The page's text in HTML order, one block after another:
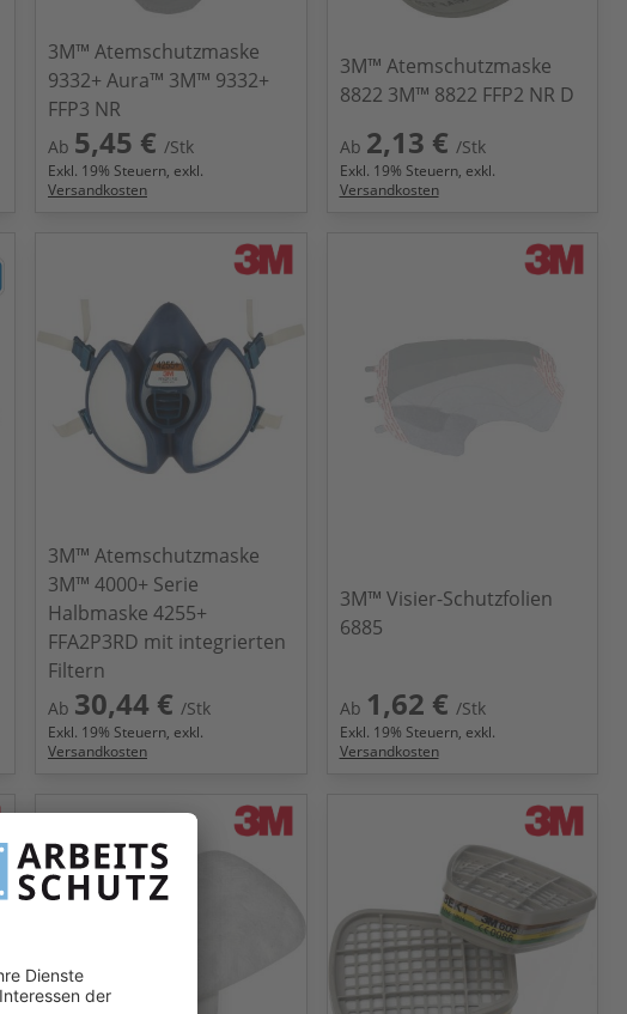
3M™ Atemschutzmaske
9332+ Aura™ 3M™ 9332+
FFP3 NR
Ab 5,45 € /Stk
Exkl. 19% Steuern, exkl.
Versandkosten
3M™ Atemschutzmaske
8822 3M™ 8822 FFP2 NR D
Ab 2,13 € /Stk
Exkl. 19% Steuern, exkl.
Versandkosten
3M™ Atemschutzmaske
3M™ 4000+ Serie
Halbmaske 4255+
FFA2P3RD mit integrierten
Filtern
Ab 30,44 € /Stk
Exkl. 19% Steuern, exkl.
Versandkosten
3M™ Visier-Schutzfolien
6885
Ab 1,62 € /Stk
Exkl. 19% Steuern, exkl.
Versandkosten